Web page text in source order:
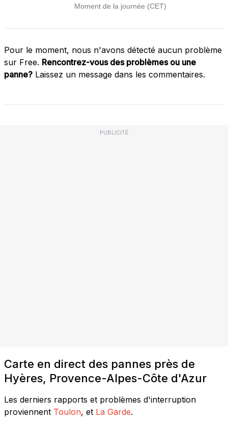
Pour le moment, nous n'avons détecté aucun problème
sur Free. Rencontrez-vous des problèmes ou une
panne? Laissez un message dans les commentaires.
PUBLICITÉ
Carte en direct des pannes près de
Hyères, Provence-Alpes-Côte d'Azur
Les derniers rapports et problèmes d'interruption
proviennent Toulon, et La Garde.